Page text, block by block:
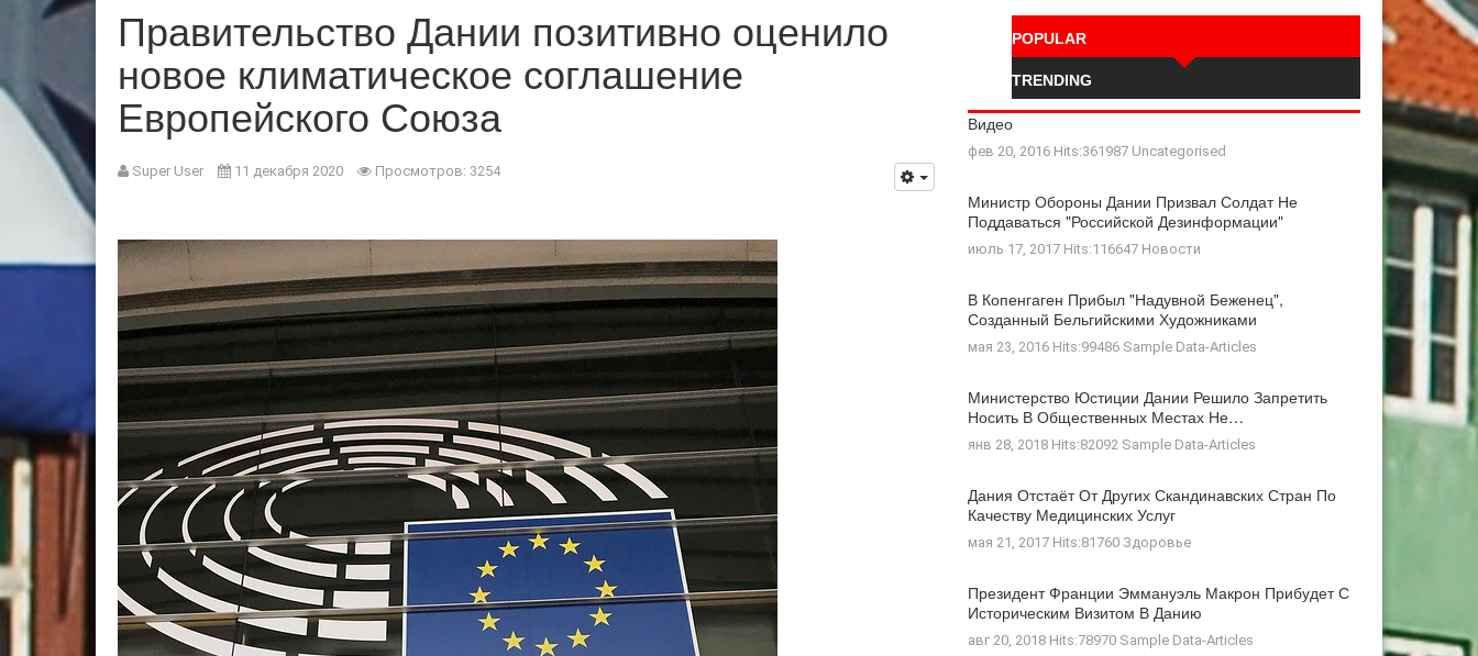
Правительство Дании позитивно оценило
новое климатическое соглашение
Европейского Союза
Super User 11 декабря 2020 Просмотров: 3254
POPULAR
TRENDING
Видео
фев 20, 2016 Hits:361987 Uncategorised
Министр Обороны Дании Призвал Солдат Не
Поддаваться "российской Дезинформации"
июль 17, 2017 Hits:116647 Новости
В Копенгаген Прибыл "Надувной Беженец",
Созданный Бельгийскими Художниками
мая 23, 2016 Hits:99486 Sample Data-Articles
Министерство Юстиции Дании Решило Запретить
Носить В Общественных Местах Не…
янв 28, 2018 Hits:82092 Sample Data-Articles
Дания Отстаёт От Других Скандинавских Стран По
Качеству Медицинских Услуг
мая 21, 2017 Hits:81760 Здоровье
Президент Франции Эммануэль Макрон Прибудет С
Историческим Визитом В Данию
авг 20, 2018 Hits:78970 Sample Data-Articles